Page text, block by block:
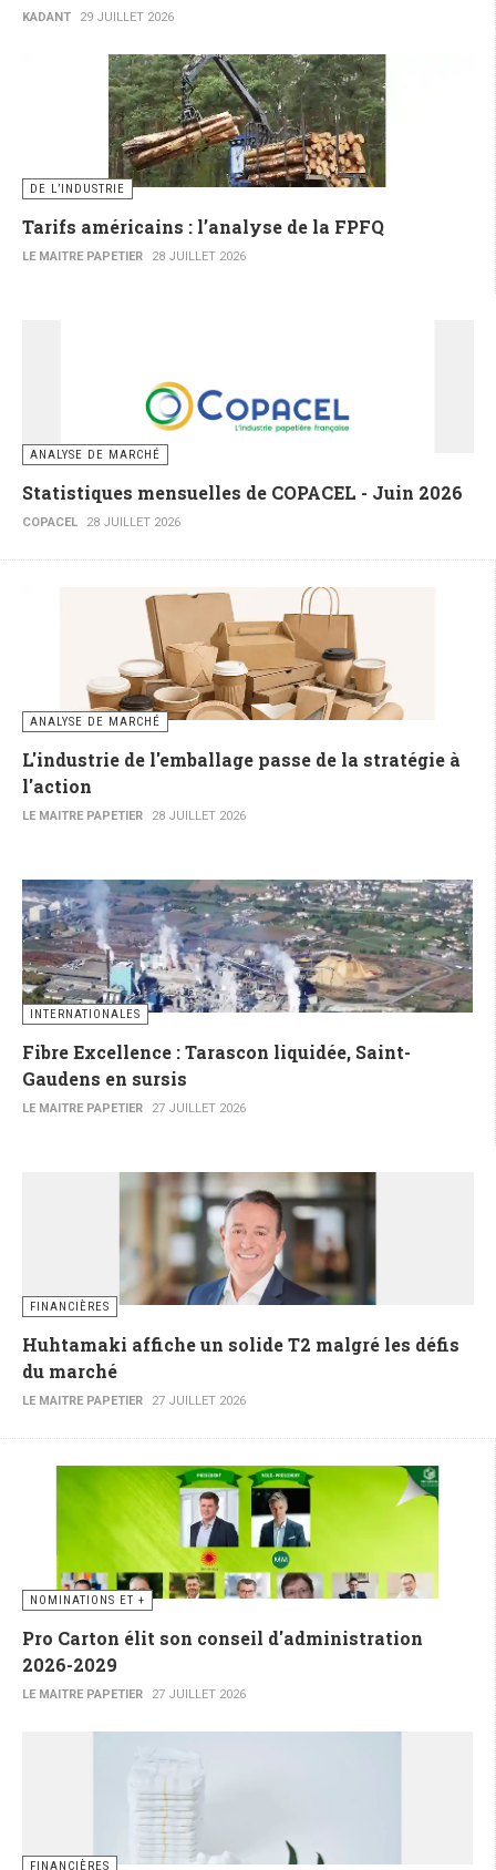
KADANT 29 JUILLET 2026
DE L’INDUSTRIE
Tarifs américains : l’analyse de la FPFQ
LE MAITRE PAPETIER 28 JUILLET 2026
ANALYSE DE MARCHÉ
Statistiques mensuelles de COPACEL - Juin 2026
COPACEL 28 JUILLET 2026
ANALYSE DE MARCHÉ
L'industrie de l'emballage passe de la stratégie à
l'action
LE MAITRE PAPETIER 28 JUILLET 2026
INTERNATIONALES
Fibre Excellence : Tarascon liquidée, Saint-
Gaudens en sursis
LE MAITRE PAPETIER 27 JUILLET 2026
FINANCIÈRES
Huhtamaki affiche un solide T2 malgré les défis
du marché
LE MAITRE PAPETIER 27 JUILLET 2026
NOMINATIONS ET +
Pro Carton élit son conseil d'administration
2026-2029
LE MAITRE PAPETIER 27 JUILLET 2026
FINANCIÈRES